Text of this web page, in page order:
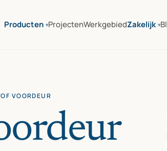
Producten ProjectenWerkgebiedZakelijk
VOORDEUR